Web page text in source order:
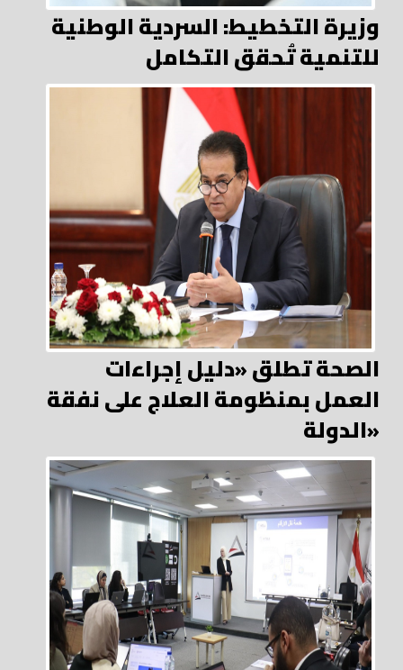
وزيرة التخطيط: السردية الوطنية
للتنمية تُحقق التكامل
الصحة تطلق «دليل إجراءات
العمل بمنظومة العلاج على نفقة
الدولة»